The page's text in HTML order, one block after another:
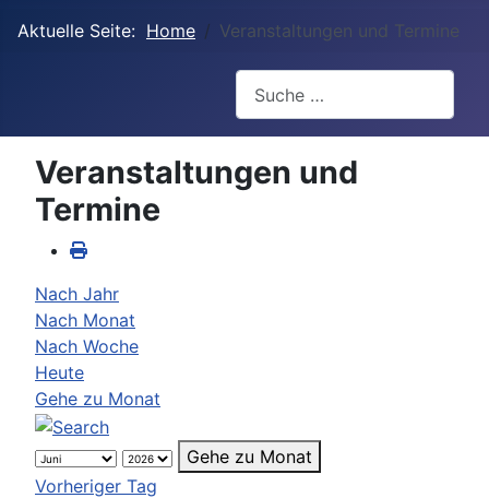
Aktuelle Seite: Home Veranstaltungen und Termine
Veranstaltungen und
Termine
Nach Jahr
Nach Monat
Nach Woche
Heute
Gehe zu Monat
Gehe zu Monat
Vorheriger Tag